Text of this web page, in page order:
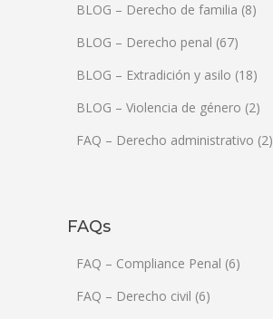
BLOG – Derecho de familia (8)
BLOG – Derecho penal (67)
BLOG – Extradición y asilo (18)
BLOG – Violencia de género (2)
FAQ – Derecho administrativo (2)
FAQs
FAQ – Compliance Penal (6)
FAQ – Derecho civil (6)